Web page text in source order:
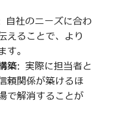
自社のニーズに合わ
えることで、より
す。
築: 実際に担当者と
頼関係が築けるほ
で解消することが